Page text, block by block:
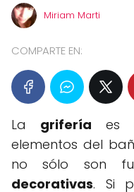
Miriam Marti
COMPARTE EN:
La grifería es
elementos del
no sólo son
decorativas. Si